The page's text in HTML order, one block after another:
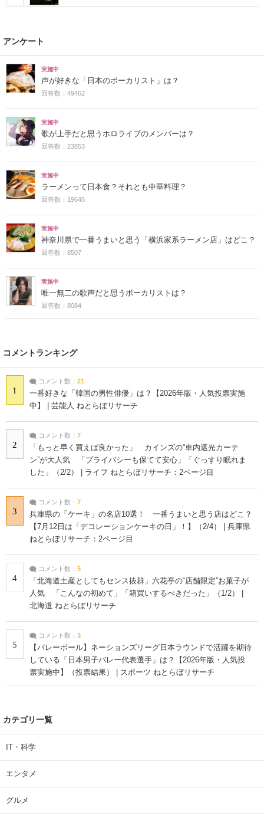
アンケート
実施中
声が好きな「日本のボーカリスト」は？
回答数：49462
実施中
歌が上手だと思うホロライブのメンバーは？
回答数：23853
実施中
ラーメンって日本食？それとも中華料理？
回答数：19645
実施中
神奈川県で一番うまいと思う「横浜家系ラーメン店」はどこ？
回答数：8507
実施中
唯一無二の歌声だと思うボーカリストは？
回答数：8084
コメントランキング
1
コメント数： 21
一番好きな「韓国の男性俳優」は？【2026年版・人気投票実施
中】 | 芸能人 ねとらぼリサーチ
2
コメント数： 7
「もっと早く買えば良かった」 カインズの“車内遮光カーテ
ン”が大人気 「プライバシーも保てて安心」「ぐっすり眠れま
した」（2/2） | ライフ ねとらぼリサーチ：2ページ目
3
コメント数： 7
兵庫県の「ケーキ」の名店10選！ 一番うまいと思う店はどこ？
【7月12日は「デコレーションケーキの日」！】（2/4） | 兵庫県
ねとらぼリサーチ：2ページ目
4
コメント数： 5
「北海道土産としてもセンス抜群」六花亭の“店舗限定”お菓子が
人気 「こんなの初めて」「箱買いするべきだった」（1/2） |
北海道 ねとらぼリサーチ
5
コメント数： 3
【バレーボール】ネーションズリーグ日本ラウンドで活躍を期待
している「日本男子バレー代表選手」は？【2026年版・人気投
票実施中】（投票結果） | スポーツ ねとらぼリサーチ
カテゴリ一覧
IT・科学
エンタメ
グルメ